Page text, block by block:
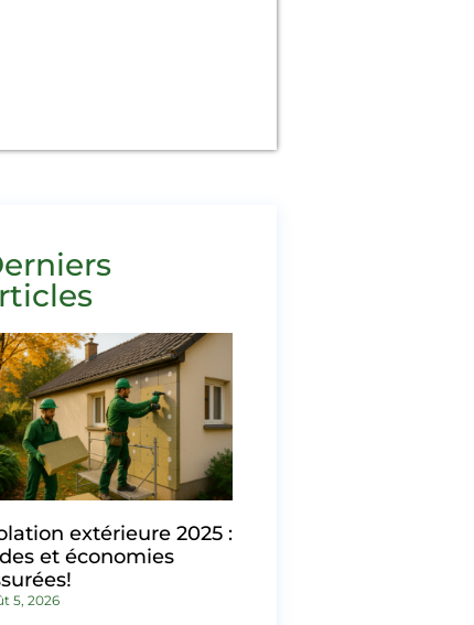
extérieure 2025 :
et économies
5, 2026